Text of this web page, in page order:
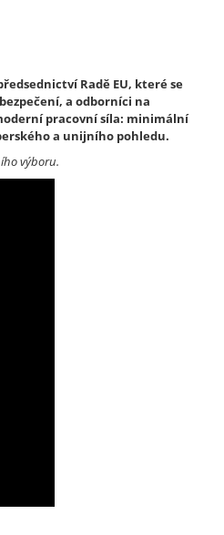
Radě EU, které se
a odborníci na
pracovní síla: minimální
a unijního pohledu.
výboru.